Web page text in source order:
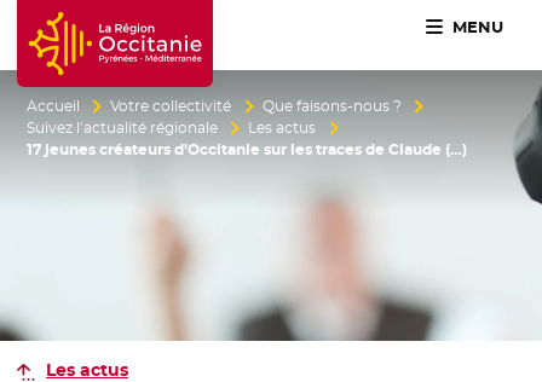
Accueil Région Occitanie / Pyrénées-Méditerranée
MENU
Accueil Votre collectivité
Que faisons-nous ?
Suivez l’actualité régionale
Les actus
17 jeunes créateurs d’Occitanie sur les traces de Claude (…)
Les actus